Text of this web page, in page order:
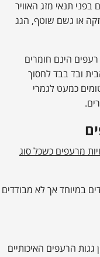
תנאי מזג האוויר
או גשם שוטף, הגג
הינם חומרים
ובד בבד לחסוך
כמעט לגמרי
מרעפים כשכל סוג
במיוחד אך לא מבודדים
גגות הרעפים האיכותיים